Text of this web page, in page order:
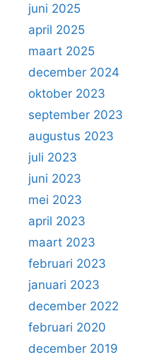
juni 2025
april 2025
maart 2025
december 2024
oktober 2023
september 2023
augustus 2023
juli 2023
juni 2023
mei 2023
april 2023
maart 2023
februari 2023
januari 2023
december 2022
februari 2020
december 2019